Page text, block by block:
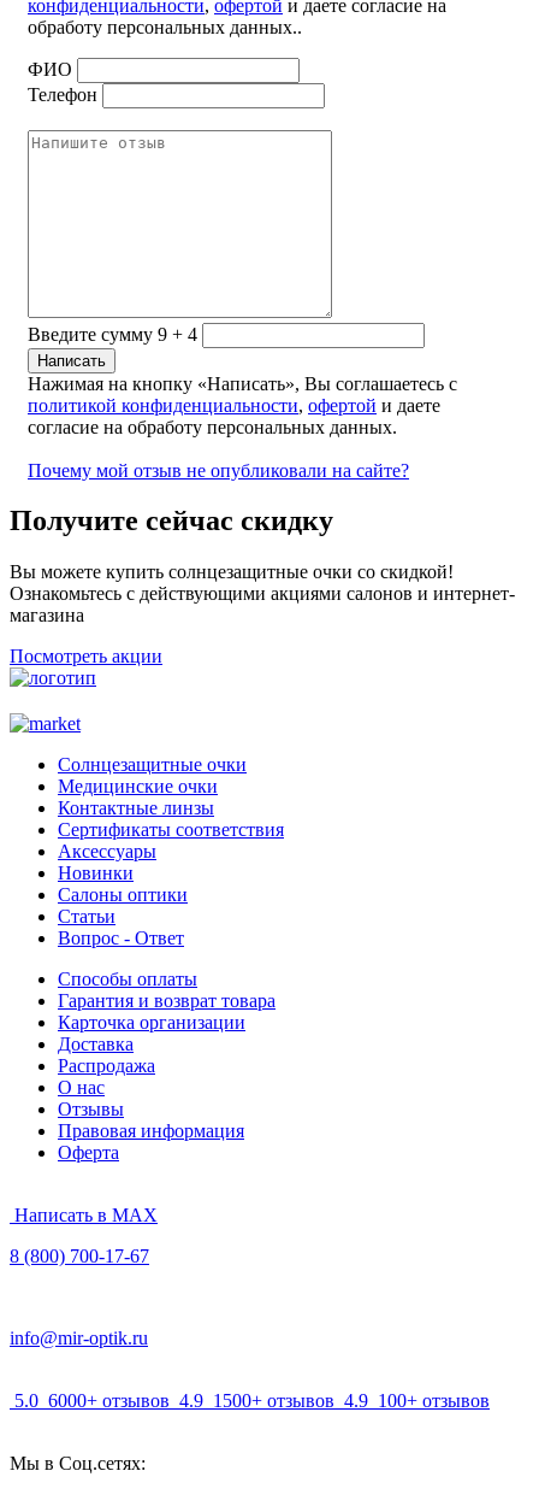
конфиденциальности, офертой и даете согласие на
обработу персональных данных..
ФИО
Телефон
Введите сумму 9 + 4
Нажимая на кнопку «Написать», Вы соглашаетесь с
политикой конфиденциальности, офертой и даете
согласие на обработу персональных данных.
Почему мой отзыв не опубликовали на сайте?
Получите сейчас скидку
Вы можете купить солнцезащитные очки со скидкой!
Ознакомьтесь с действующими акциями салонов и интернет-
магазина
Посмотреть акции
Солнцезащитные очки
Медицинские очки
Контактные линзы
Сертификаты соответствия
Аксессуары
Новинки
Салоны оптики
Статьи
Вопрос - Ответ
Способы оплаты
Гарантия и возврат товара
Карточка организации
Доставка
Распродажа
О нас
Отзывы
Правовая информация
Оферта
Написать в MAX
8 (800) 700-17-67
info@mir-optik.ru
5.0 6000+ отзывов 4.9 1500+ отзывов 4.9 100+ отзывов
Мы в Соц.сетях: